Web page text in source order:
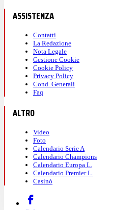
ASSISTENZA
Contatti
La Redazione
Nota Legale
Gestione Cookie
Cookie Policy
Privacy Policy
Cond. Generali
Faq
ALTRO
Video
Foto
Calendario Serie A
Calendario Champions
Calendario Europa L.
Calendario Premier L.
Casinò